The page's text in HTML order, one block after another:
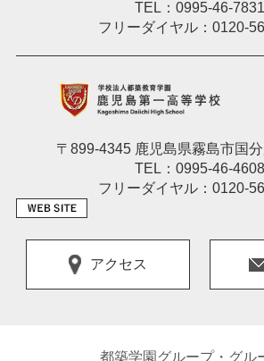
TEL：0995-46-7831
フリーダイヤル：0120-
〒899-4345 鹿児島県霧島市国
TEL：0995-46-4608
フリーダイヤル：0120-
アクセス
都築学園グループ・グル